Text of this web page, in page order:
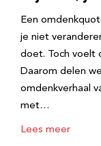
Een
je niet
doet. Toch voelt
Daarom delen
omdenkverhaal
met…
Lees meer